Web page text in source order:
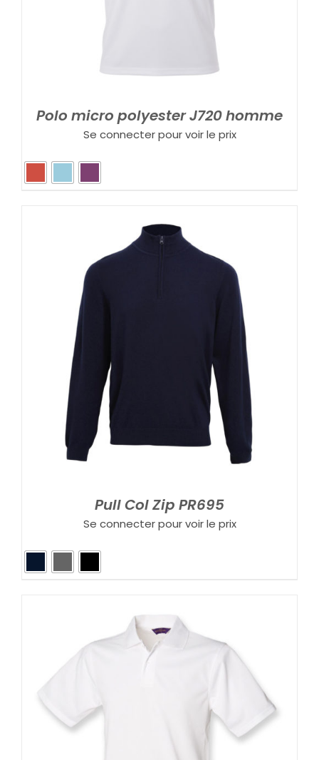
Polo micro polyester J720 homme
Se connecter pour voir le prix
Pull Col Zip PR695
Se connecter pour voir le prix